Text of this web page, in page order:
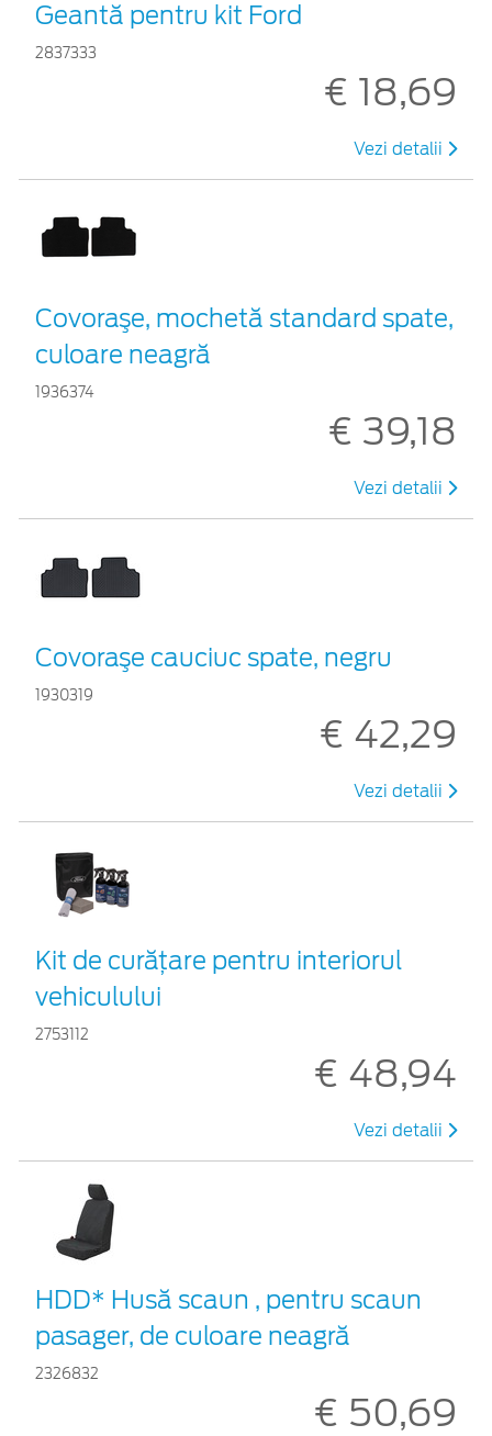
Geantă pentru kit Ford
2837333
€ 18,69
Vezi detalii
Covoraşe, mochetă standard spate,
culoare neagră
1936374
€ 39,18
Vezi detalii
Covoraşe cauciuc spate, negru
1930319
€ 42,29
Vezi detalii
Kit de curățare pentru interiorul
vehiculului
2753112
€ 48,94
Vezi detalii
HDD* Husă scaun , pentru scaun
pasager, de culoare neagră
2326832
€ 50,69